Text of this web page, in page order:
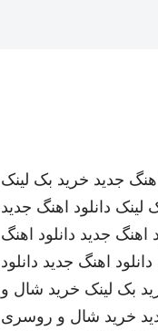
جدید خرید بک لینک
لینک دانلود اهنگ جدید
اهنگ جدید دانلود اهنگ
دانلود اهنگ جدید دانلود
بک لینک خرید شال و
خرید شال و روسری